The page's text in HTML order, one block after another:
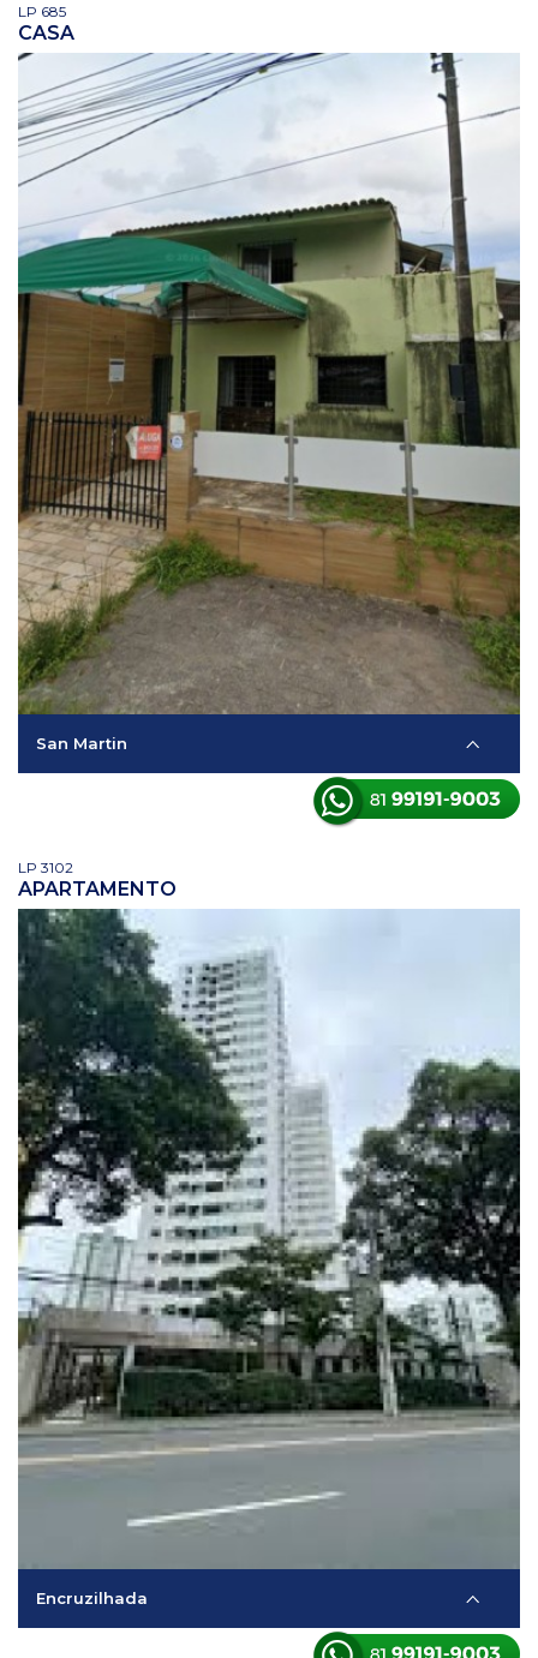
LP 685
CASA
San Martin
LP 3102
APARTAMENTO
Encruzilhada